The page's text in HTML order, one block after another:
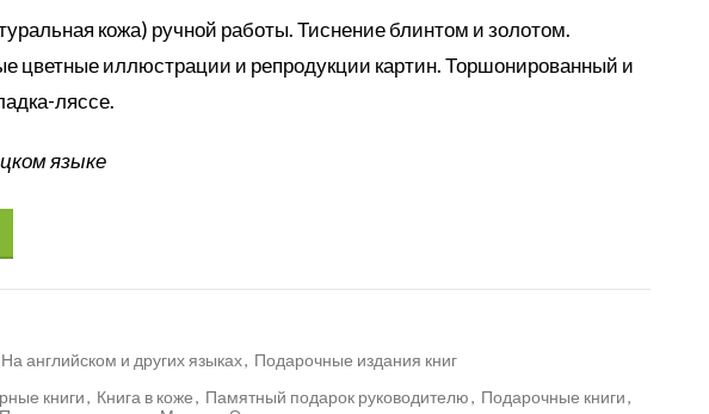
кожа) ручной работы. Тиснение блинтом и золотом.
цветные иллюстрации и репродукции картин. Торшонированный и
ляссе.
языке
На английском и других языках, Подарочные издания книг
книги, Книга в коже, Памятный подарок руководителю, Подарочные книги,